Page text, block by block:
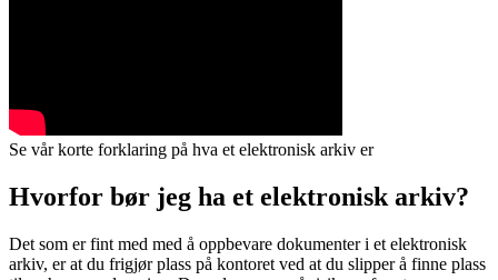
Se vår korte forklaring på hva et elektronisk arkiv er
Hvorfor bør jeg ha et elektronisk arkiv?
Det som er fint med med å oppbevare dokumenter i et elektronisk
arkiv, er at du frigjør plass på kontoret ved at du slipper å finne plass